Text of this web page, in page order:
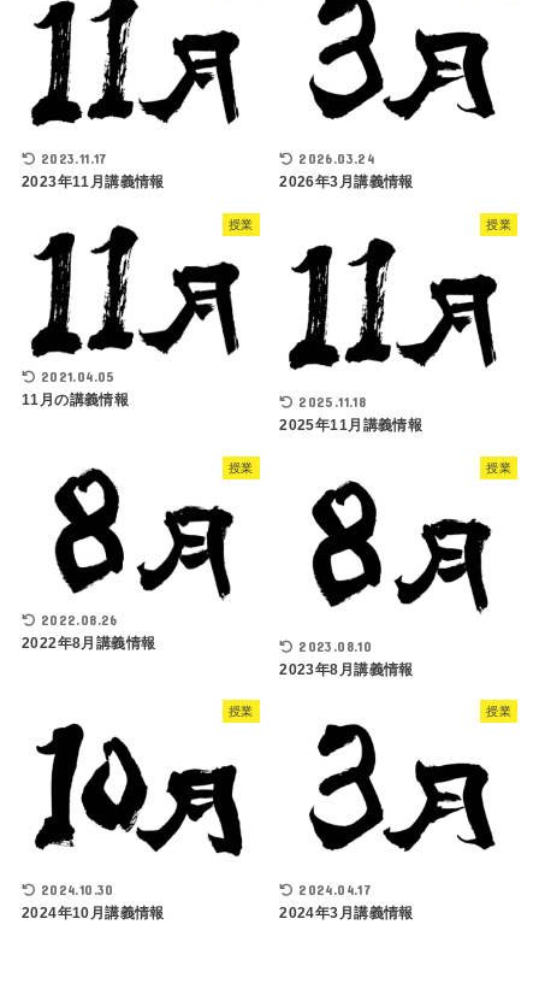
2023.11.17
2023年11月講義情報
2026.03.24
2026年3月講義情報
授業
2021.04.05
11月の講義情報
授業
2025.11.18
2025年11月講義情報
授業
2022.08.26
2022年8月講義情報
授業
2023.08.10
2023年8月講義情報
授業
2024.10.30
2024年10月講義情報
授業
2024.04.17
2024年3月講義情報